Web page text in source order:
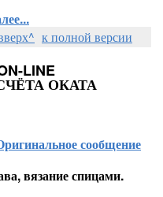
к полной версии
LINE
ОКАТА
сообщение
вязание спицами.